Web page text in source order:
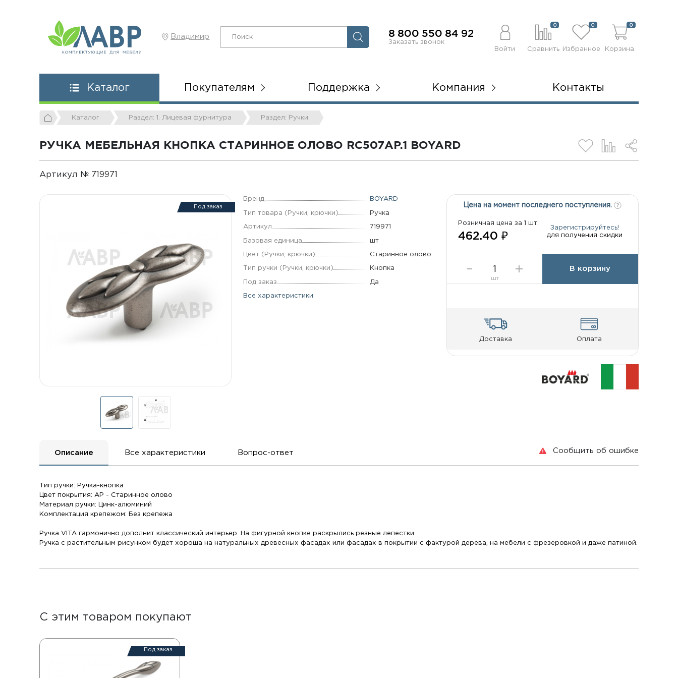
Владимир 8 800 550 84 92
Заказать звонок
Войти
0
Сравнить
0
Избранное
0
Корзина
Каталог Покупателям Поддержка Компания Контакты
Каталог Раздел: 1. Лицевая фурнитура Раздел: Ручки
РУЧКА МЕБЕЛЬНАЯ КНОПКА СТАРИННОЕ ОЛОВО RC507AP.1 BOYARD
Артикул № 719971
Под заказ
Бренд BOYARD
Тип товара (Ручки, крючки) Ручка
Артикул 719971
Базовая единица шт
Цвет (Ручки, крючки) Старинное олово
Тип ручки (Ручки, крючки) Кнопка
Под заказ Да
Все характеристики
Цена на момент последнего поступления.
Розничная цена за 1 шт:
462.40 ₽
Зарегистрируйтесь!
для получения скидки
шт
В корзину
Доставка Оплата
Сообщить об ошибке
Описание Все характеристики Вопрос-ответ
Тип ручки: Ручка-кнопка
Цвет покрытия: AP - Старинное олово
Материал ручки: Цинк-алюминий
Комплектация крепежом: Без крепежа
Ручка VITA гармонично дополнит классический интерьер. На фигурной кнопке раскрылись резные лепестки.
Ручка с растительным рисунком будет хороша на натуральных древесных фасадах или фасадах в покрытии с фактурой дерева, на мебели с фрезеровкой и даже патиной.
С этим товаром покупают
Под заказ